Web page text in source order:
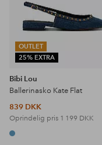
OUTLET
25% EXTRA
Bibi Lou
Ballerinasko Kate Flat
839 DKK
Oprindelig pris 1 199 DKK